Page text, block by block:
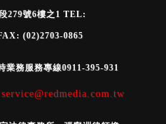
279號6樓之1 TEL:
(02)2703-0865
業務服務專線0911-395-931